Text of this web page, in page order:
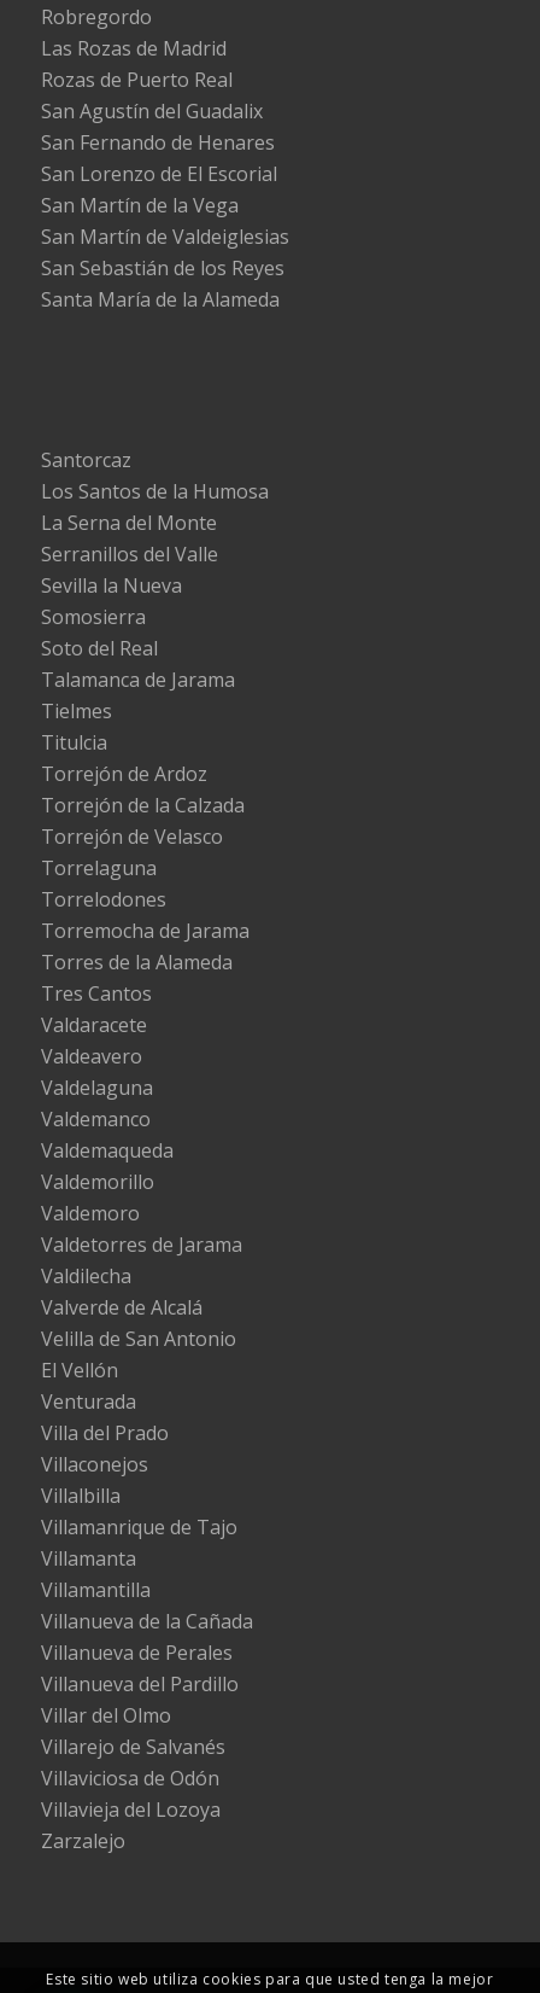
Robregordo
Las Rozas de Madrid
Rozas de Puerto Real
San Agustín del Guadalix
San Fernando de Henares
San Lorenzo de El Escorial
San Martín de la Vega
San Martín de Valdeiglesias
San Sebastián de los Reyes
Santa María de la Alameda
Santorcaz
Los Santos de la Humosa
La Serna del Monte
Serranillos del Valle
Sevilla la Nueva
Somosierra
Soto del Real
Talamanca de Jarama
Tielmes
Titulcia
Torrejón de Ardoz
Torrejón de la Calzada
Torrejón de Velasco
Torrelaguna
Torrelodones
Torremocha de Jarama
Torres de la Alameda
Tres Cantos
Valdaracete
Valdeavero
Valdelaguna
Valdemanco
Valdemaqueda
Valdemorillo
Valdemoro
Valdetorres de Jarama
Valdilecha
Valverde de Alcalá
Velilla de San Antonio
El Vellón
Venturada
Villa del Prado
Villaconejos
Villalbilla
Villamanrique de Tajo
Villamanta
Villamantilla
Villanueva de la Cañada
Villanueva de Perales
Villanueva del Pardillo
Villar del Olmo
Villarejo de Salvanés
Villaviciosa de Odón
Villavieja del Lozoya
Zarzalejo
Este sitio web utiliza cookies para que usted tenga la mejor